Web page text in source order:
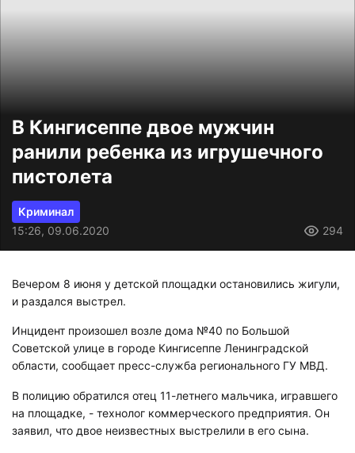
В Кингисеппе двое мужчин
ранили ребенка из игрушечного
пистолета
Криминал
15:26, 09.06.2020
294
Вечером 8 июня у детской площадки остановились жигули,
и раздался выстрел.
Инцидент произошел возле дома №40 по Большой
Советской улице в городе Кингисеппе Ленинградской
области, сообщает пресс-служба регионального ГУ МВД.
В полицию обратился отец 11-летнего мальчика, игравшего
на площадке, - технолог коммерческого предприятия. Он
заявил, что двое неизвестных выстрелили в его сына.